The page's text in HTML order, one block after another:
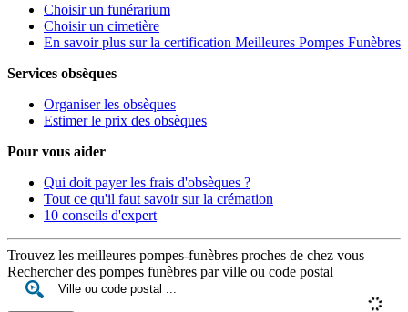
Choisir un funérarium
Choisir un cimetière
En savoir plus sur la certification Meilleures Pompes Funèbres
Services obsèques
Organiser les obsèques
Estimer le prix des obsèques
Pour vous aider
Qui doit payer les frais d'obsèques ?
Tout ce qu'il faut savoir sur la crémation
10 conseils d'expert
Trouvez les meilleures pompes-funèbres proches de chez vous
Rechercher des pompes funèbres par ville ou code postal